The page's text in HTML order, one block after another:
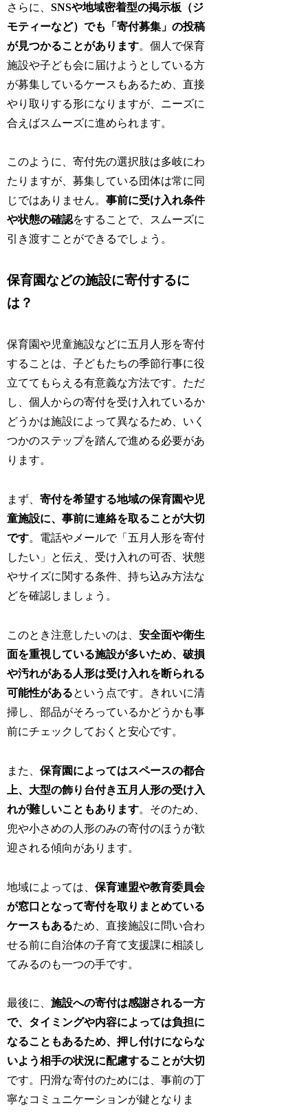
さらに、SNSや地域密着型の掲示板（ジ
モティーなど）でも「寄付募集」の投稿
が見つかることがあります。個人で保育
施設や子ども会に届けようとしている方
が募集しているケースもあるため、直接
やり取りする形になりますが、ニーズに
合えばスムーズに進められます。
このように、寄付先の選択肢は多岐にわ
たりますが、募集している団体は常に同
じではありません。事前に受け入れ条件
や状態の確認をすることで、スムーズに
引き渡すことができるでしょう。
保育園などの施設に寄付するに
は？
保育園や児童施設などに五月人形を寄付
することは、子どもたちの季節行事に役
立ててもらえる有意義な方法です。ただ
し、個人からの寄付を受け入れているか
どうかは施設によって異なるため、いく
つかのステップを踏んで進める必要があ
ります。
まず、寄付を希望する地域の保育園や児
童施設に、事前に連絡を取ることが大切
です。電話やメールで「五月人形を寄付
したい」と伝え、受け入れの可否、状態
やサイズに関する条件、持ち込み方法な
どを確認しましょう。
このとき注意したいのは、安全面や衛生
面を重視している施設が多いため、破損
や汚れがある人形は受け入れを断られる
可能性があるという点です。きれいに清
掃し、部品がそろっているかどうかも事
前にチェックしておくと安心です。
また、保育園によってはスペースの都合
上、大型の飾り台付き五月人形の受け入
れが難しいこともあります。そのため、
兜や小さめの人形のみの寄付のほうが歓
迎される傾向があります。
地域によっては、保育連盟や教育委員会
が窓口となって寄付を取りまとめている
ケースもあるため、直接施設に問い合わ
せる前に自治体の子育て支援課に相談し
てみるのも一つの手です。
最後に、施設への寄付は感謝される一方
で、タイミングや内容によっては負担に
なることもあるため、押し付けにならな
いよう相手の状況に配慮することが大切
です。円滑な寄付のためには、事前の丁
寧なコミュニケーションが鍵となりま